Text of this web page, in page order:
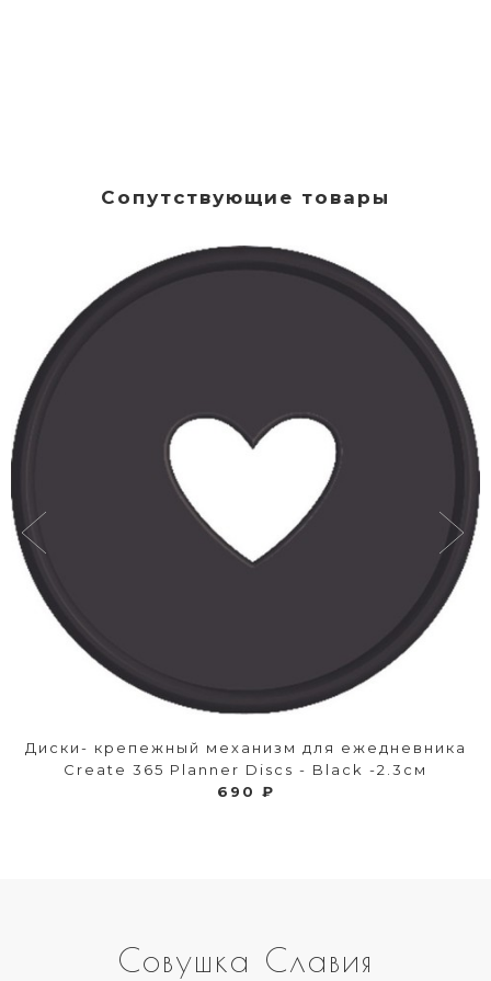
Сопутствующие товары
Диски- крепежный механизм для ежедневника
Create 365 Planner Discs - Black -2.3см
690 ₽
Совушка Славия